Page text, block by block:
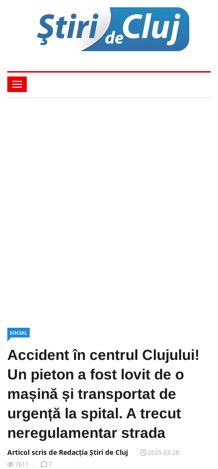
SOCIAL
Accident în centrul Clujului!
Un pieton a fost lovit de o
mașină și transportat de
urgență la spital. A trecut
neregulamentar strada
Articol scris de Redacția Știri de Cluj
2025-03-28
7611
7